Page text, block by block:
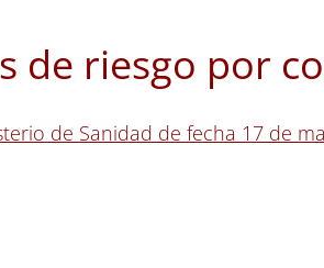
de riesgo por
de Sanidad de fecha 17 de